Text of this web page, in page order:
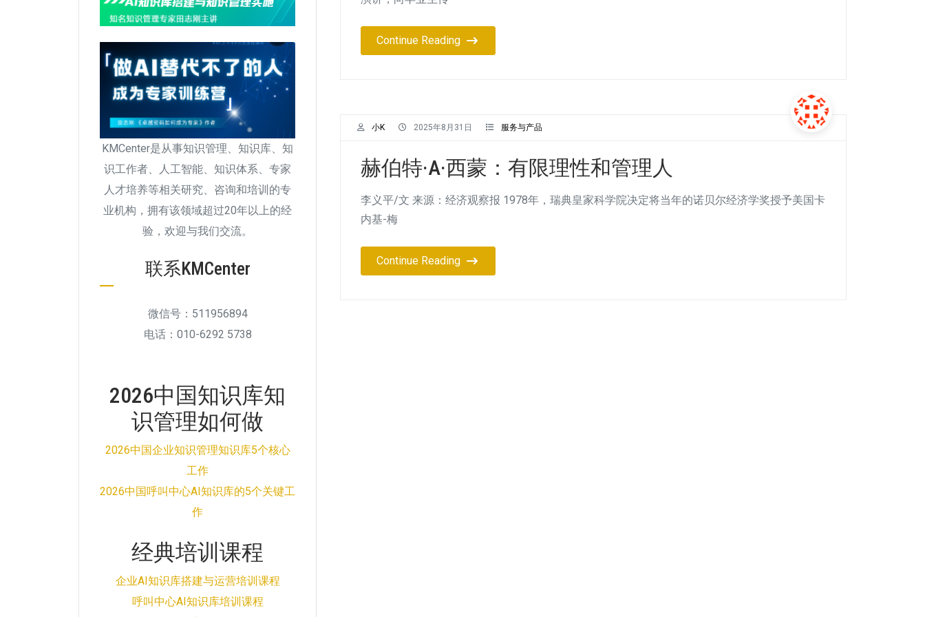
Continue Reading
小K 2025年8月31日 服务与产品
赫伯特·A·西蒙：有限理性和管理人
李义平/文 来源：经济观察报 1978年，瑞典皇家科学院决定将当年的诺贝尔经济学奖授予美国卡
内基-梅
Continue Reading
KMCenter是从事知识管理、知识库、知
识工作者、人工智能、知识体系、专家
人才培养等相关研究、咨询和培训的专
业机构，拥有该领域超过20年以上的经
验，欢迎与我们交流。
联系KMCenter
微信号：511956894
电话：010-6292 5738
2026中国知识库知
识管理如何做
2026中国企业知识管理知识库5个核心
工作
2026中国呼叫中心AI知识库的5个关键工
作
经典培训课程
企业AI知识库搭建与运营培训课程
呼叫中心AI知识库培训课程